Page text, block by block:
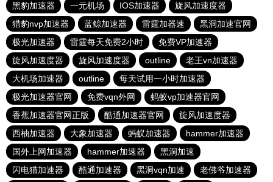
黑豹加速器
一元机场 IOS加速器
旋风加速度器
猎豹nvp加速器
蓝鲸加速器 雷霆加器速
黑洞加速官网
极光加速器
雷霆每天免费2小时
免费VP加速器
旋风加速度器
旋风加速度器 outline
老王vn加速器
大机场加速器
outline
每天试用一小时加速器
极光加速器官网
免费vqn外网
蚂蚁vp加速器官网
香蕉加速器官网正版
酷通加速器官网
旋风加速度器
西柚加速器
大象加速器 蚂蚁加速器
hammer加速器
国外上网加速器
hammer加速器
黑洞加速
闪电猫加速器
酷通加速器 黑洞vqn加速 老佛爷加速器